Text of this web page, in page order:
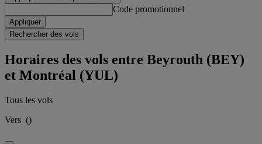
Code promotionnel
Appliquer
Rechercher des vols
Horaires des vols entre Beyrouth (BEY)
et Montréal (YUL)
Tous les vols
Vers ()